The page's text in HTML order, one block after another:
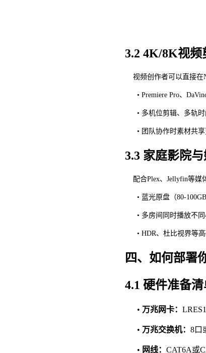
3.2 4K/8K视频
视频创作者可以直接在
• Premiere Pro、
• 多机位剪辑、多轨
• 团队协作时素材共
3.3 家庭影院
配合Plex、Jellyfin等媒
• 蓝光原盘（80-
• 多房间同时播放不同
• HDR、杜比视界等
四、如何部署
4.1 硬件准备
• 万兆网卡：
• 万兆交换机： 8口
• 网线： CAT6A或